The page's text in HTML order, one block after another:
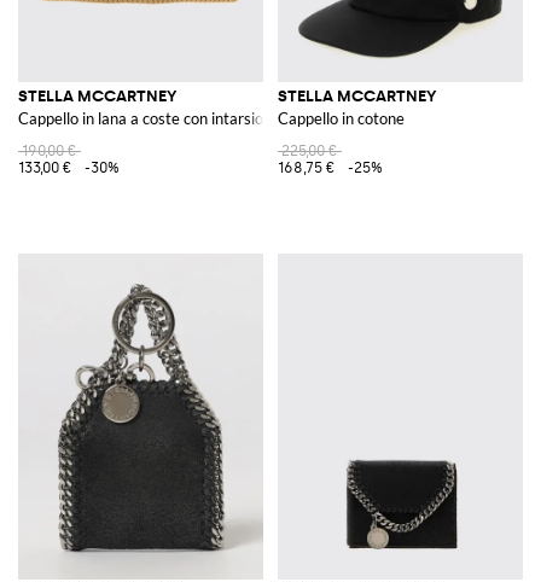
STELLA MCCARTNEY
Cappello in lana a coste con intarsio intrecciato
190,00 €
133,00 €
-30%
STELLA MCCARTNEY
Cappello in cotone
225,00 €
168,75 €
-25%